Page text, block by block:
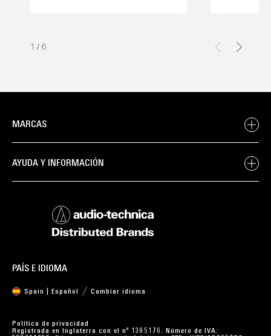
1 / 6
MARCAS
AYUDA Y INFORMACIÓN
PAÍS E IDIOMA
Spain | Español Cambiar idioma
Política de privacidad
Registrada en Inglaterra con el nº 1385176. Número de IVA: